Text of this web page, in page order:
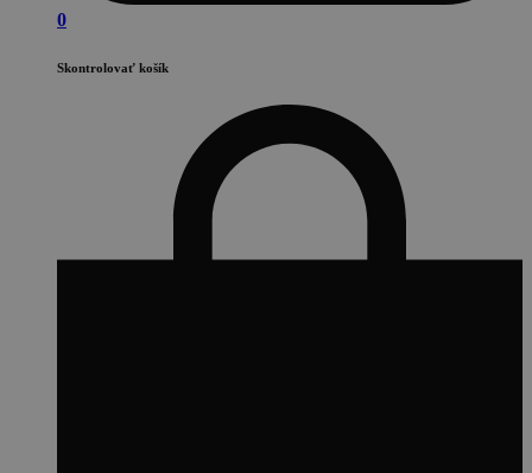
0
Skontrolovať košík